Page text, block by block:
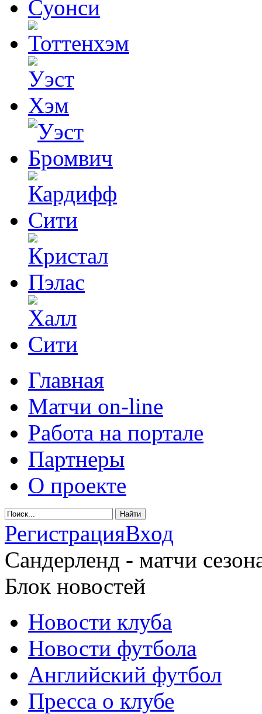
Главная
Матчи on-line
Работа на портале
Партнеры
О проекте
РегистрацияВход
Сандерленд - матчи
Блок новостей
Новости клуба
Новости футбола
Английский футбол
Пресса о клубе